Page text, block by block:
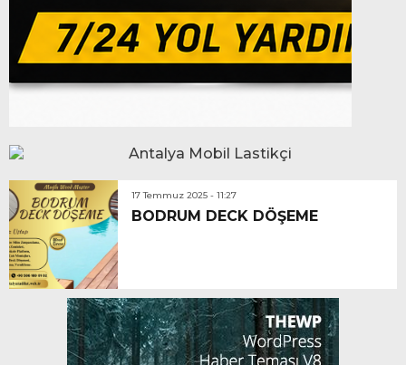
17 Temmuz 2025 - 11:27
BODRUM DECK DÖŞEME